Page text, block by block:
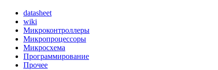
datasheet
wiki
Микроконтроллеры
Микропроцессоры
Микросхема
Программирование
Прочее